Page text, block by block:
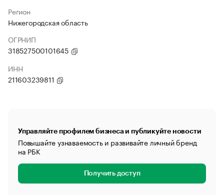
Регион
Нижегородская область
ОГРНИП
318527500101645
ИНН
211603239811
Управляйте профилем бизнеса и публикуйте новости
Повышайте узнаваемость и развивайте личный бренд
на РБК
Получить доступ